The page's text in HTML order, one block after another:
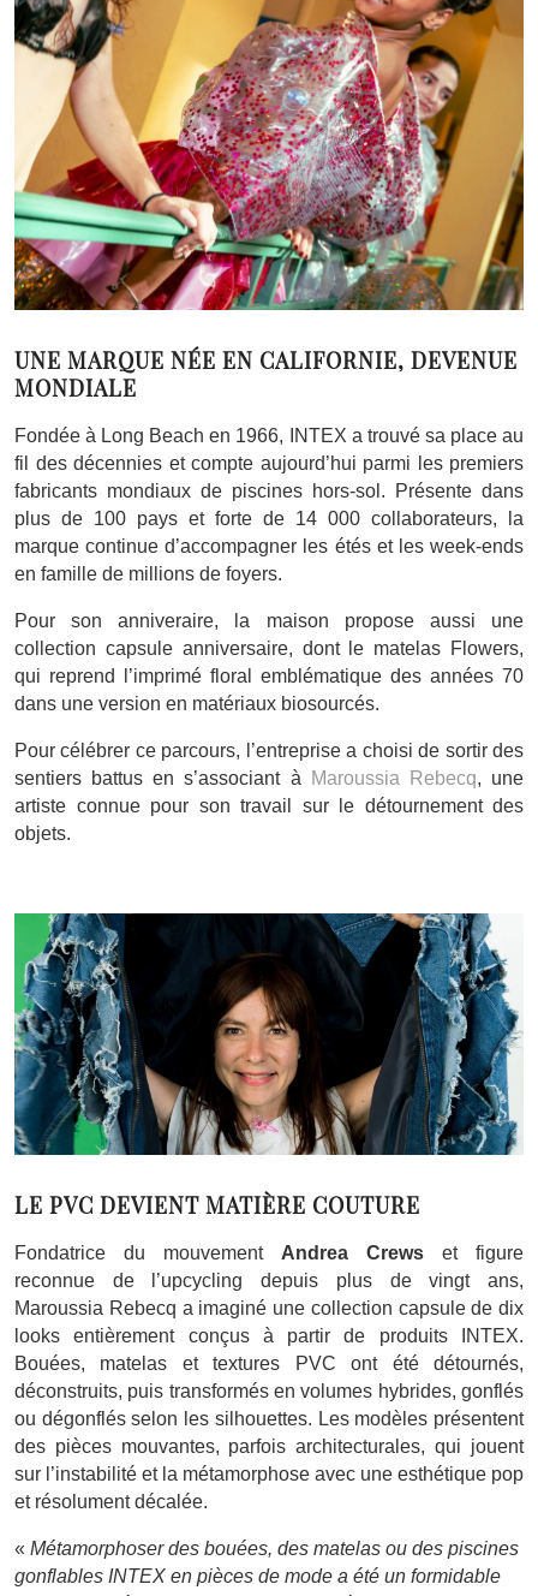
UNE MARQUE NÉE EN CALIFORNIE, DEVENUE
MONDIALE
Fondée à Long Beach en 1966, INTEX a trouvé sa place au
fil des décennies et compte aujourd’hui parmi les premiers
fabricants mondiaux de piscines hors-sol. Présente dans
plus de 100 pays et forte de 14 000 collaborateurs, la
marque continue d’accompagner les étés et les week-ends
en famille de millions de foyers.
Pour son anniveraire, la maison propose aussi une
collection capsule anniversaire, dont le matelas Flowers,
qui reprend l’imprimé floral emblématique des années 70
dans une version en matériaux biosourcés.
Pour célébrer ce parcours, l’entreprise a choisi de sortir des
sentiers battus en s’associant à
Maroussia Rebecq, une
artiste connue pour son travail sur le détournement des
objets.
LE PVC DEVIENT MATIÈRE COUTURE
Fondatrice du mouvement Andrea Crews et figure
reconnue de l’upcycling depuis plus de vingt ans,
Maroussia Rebecq a imaginé une collection capsule de dix
looks entièrement conçus à partir de produits INTEX.
Bouées, matelas et textures PVC ont été détournés,
déconstruits, puis transformés en volumes hybrides, gonflés
ou dégonflés selon les silhouettes. Les modèles présentent
des pièces mouvantes, parfois architecturales, qui jouent
sur l’instabilité et la métamorphose avec une esthétique pop
et résolument décalée.
« Métamorphoser des bouées, des matelas ou des piscines
gonflables INTEX en pièces de mode a été un formidable